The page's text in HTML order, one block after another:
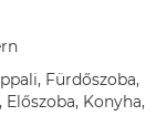
Fürdőszoba,
Előszoba, Konyha,